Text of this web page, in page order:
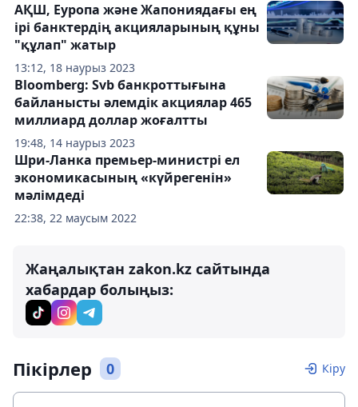
13:12, 18 наурыз 2023
АҚШ, Еуропа және Жапониядағы ең
ірі банктердің акцияларының құны
"құлап" жатыр
19:48, 14 наурыз 2023
Bloomberg: Svb банкроттығына
байланысты әлемдік акциялар 465
миллиард доллар жоғалтты
22:38, 22 маусым 2022
Шри-Ланка премьер-министрі ел
экономикасының «күйрегенін»
мәлімдеді
Жаңалықтан zakon.kz сайтында
хабардар болыңыз:
Пікірлер 0 Кіру